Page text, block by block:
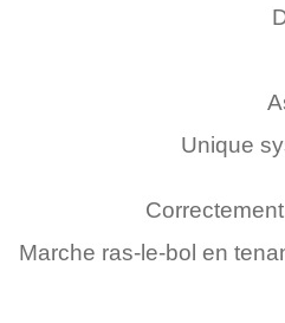
Unique
Marche ras-le-bol en